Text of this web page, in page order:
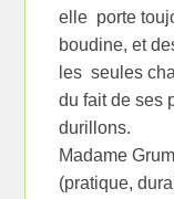
elle porte
boudine, et
les seules
du fait de ses
durillons.
Madame
(pratique,